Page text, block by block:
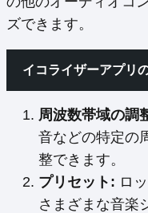
ズできます。
イコライザーアプリ
周波数帯域の調
音などの特定の
整できます。
プリセット: ロ
さまざまな音楽